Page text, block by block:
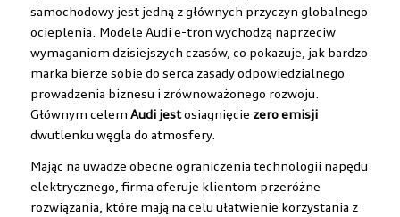
samochodowy jest jedną z głównych przyczyn globalnego
ocieplenia. Modele Audi e-tron wychodzą naprzeciw
wymaganiom dzisiejszych czasów, co pokazuje, jak bardzo
marka bierze sobie do serca zasady odpowiedzialnego
prowadzenia biznesu i zrównoważonego rozwoju.
Głównym celem Audi jestosiagnięcie zero emisji
dwutlenku węgla do atmosfery.
Mając na uwadze obecne ograniczenia technologii napędu
elektrycznego, firma oferuje klientom przeróżne
rozwiązania, które mają na celu ułatwienie korzystania z